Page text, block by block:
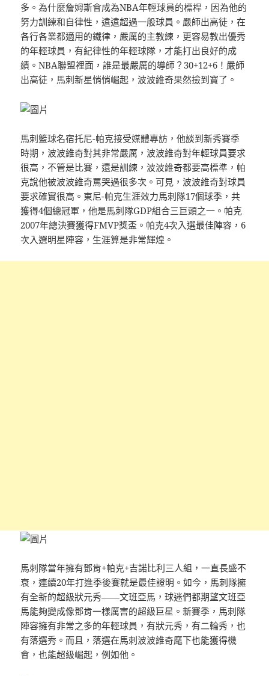
多。為什麼詹姆斯會成為NBA年輕球員的標桿，因為他的
努力訓練和自律性，遠遠超過一般球員。嚴師出高徒，在
各行各業都適用的鐵律，嚴厲的主教練，更容易教出優秀
的年輕球員，有紀律性的年輕球隊，才能打出良好的成
績。NBA聯盟裡面，誰是最嚴厲的導師？30+12+6！嚴師
出高徒，馬刺新星悄悄崛起，波波維奇果然撿到寶了。
馬刺籃球名宿托尼-帕克接受媒體專訪，他談到新秀賽季
時期，波波維奇對其非常嚴厲，波波維奇對年輕球員要求
很高，不管是比賽，還是訓練，波波維奇都要高標準，帕
克說他被波波維奇罵哭過很多次。可見，波波維奇對球員
要求確實很高。東尼-帕克生涯效力馬刺隊17個球季，共
獲得4個總冠軍，他是馬刺隊GDP組合三巨頭之一。帕克
2007年總決賽獲得FMVP獎盃。帕克4次入選最佳陣容，6
次入選明星陣容，生涯算是非常輝煌。
馬刺隊當年擁有鄧肯+帕克+吉諾比利三人組，一直長盛不
衰，連續20年打進季後賽就是最佳證明。如今，馬刺隊擁
有全新的超級狀元秀——文班亞馬，球迷們都期望文班亞
馬能夠變成像鄧肯一樣厲害的超級巨星。新賽季，馬刺隊
陣容擁有非常之多的年輕球員，有狀元秀，有二輪秀，也
有落選秀。而且，落選在馬刺波波維奇麾下也能獲得機
會，也能超級崛起，例如他。